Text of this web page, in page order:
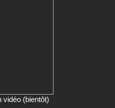
vidéo (bientôt)